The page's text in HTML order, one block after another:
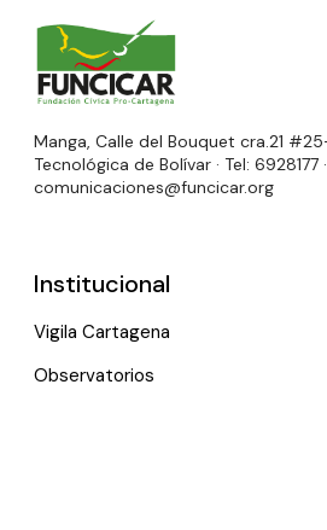
Manga, Calle del Bouquet cra.21
Tecnológica de Bolívar · Tel: 6928177 ·
comunicaciones@funcicar.org
Institucional
Vigila Cartagena
Observatorios